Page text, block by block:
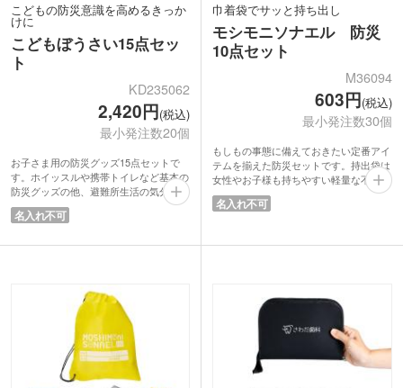
こどもの防災意識を高めるきっか
けに
こどもぼうさい15点セッ
ト
KD235062
2,420円(税込)
最小発注数20個
お子さま用の防災グッズ15点セットで
す。ホイッスルや携帯トイレなど基本の
防災グッズの他、避難所生活の気分転換
にもなる落書き帳や色鉛筆・クレヨンセ
ットも入っています。防災グッズを入れ
どのパーソナルデータを記入できる書き
A4サイズの箱に入っているから自宅の
本棚やクローゼットの取り出しやすい場
所に収納が可能です。学校や子ども向け
イベントの記念品におすすめです。
名入れ不可
巾着袋でサッと持ち出し
モシモニソナエル 防災
10点セット
M36094
603円(税込)
最小発注数30個
もしもの事態に備えておきたい定番アイ
テムを揃えた防災セットです。持出袋は
女性やお子様も持ちやすい軽量な不織布
製。水の確保に最適な給水バッグやルー
ムライトにもなる2WAY仕様のLEDライ
でのノベルティとして配布してみてはい
かがでしょうか。
名入れ不可